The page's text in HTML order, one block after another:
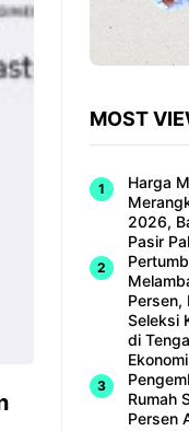
MOST
Harga
2026,
Pasir
Persen,
Seleksi
di
Ekonomi
Rumah
Persen